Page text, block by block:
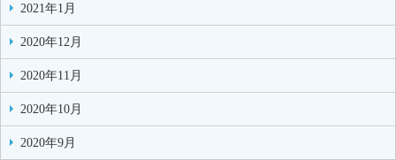
2021年1月
2020年12月
2020年11月
2020年10月
2020年9月